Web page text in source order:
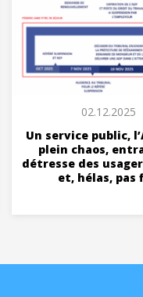
02.12.2025
Un service public,
plein chaos,
détresse des
et, hélas, pas